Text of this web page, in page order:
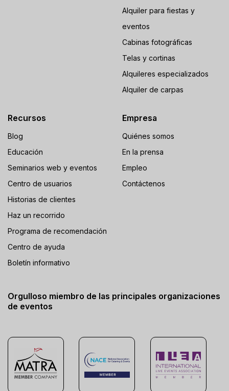
Alquiler para fiestas y
eventos
Cabinas fotográficas
Telas y cortinas
Alquileres especializados
Alquiler de carpas
Recursos
Blog
Educación
Seminarios web y eventos
Centro de usuarios
Historias de clientes
Haz un recorrido
Programa de recomendación
Centro de ayuda
Boletín informativo
Empresa
Quiénes somos
En la prensa
Empleo
Contáctenos
Orgulloso miembro de las principales organizaciones
de eventos